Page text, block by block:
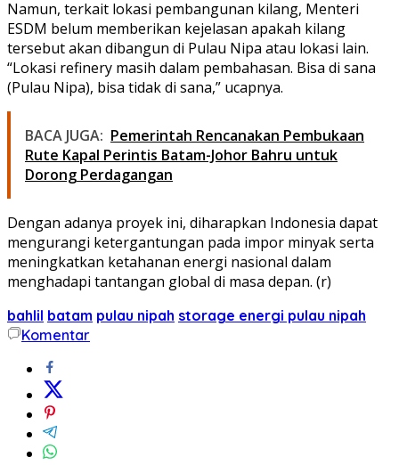
Namun, terkait lokasi pembangunan kilang, Menteri
ESDM belum memberikan kejelasan apakah kilang
tersebut akan dibangun di Pulau Nipa atau lokasi lain.
“Lokasi refinery masih dalam pembahasan. Bisa di sana
(Pulau Nipa), bisa tidak di sana,” ucapnya.
BACA JUGA: Pemerintah Rencanakan Pembukaan
Rute Kapal Perintis Batam-Johor Bahru untuk
Dorong Perdagangan
Dengan adanya proyek ini, diharapkan Indonesia dapat
mengurangi ketergantungan pada impor minyak serta
meningkatkan ketahanan energi nasional dalam
menghadapi tantangan global di masa depan. (r)
bahlil batam pulau nipah storage energi pulau nipah
Komentar